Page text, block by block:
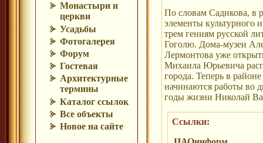
Монастыри и
церкви
Усадьбы
Фотогалерея
Форум
Гостевая
Архитектурные
термины
Каталог ссылок
Все объекты
Новое на сайте
По словам Садикова, в
элементы культурного
трем гениям русской
Гоголю. Дома-музеи
Лермонтова уже
Михаила Юрьевича
города. Теперь в
начинаются работы во
годы жизни Николай
Ссылки: